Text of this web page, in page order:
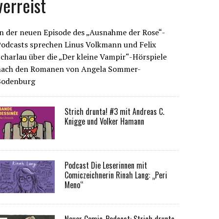
der neuen Episode des „Ausnahme der Rose“-
sprechen Linus Volkmann und Felix
über die „Der kleine Vampir“-Hörspiele
den Romanen von Angela Sommer-
Strich drunta! #3 mit Andreas C.
Knigge und Volker Hamann
Podcast Die Leserinnen mit
Comiczeichnerin Rinah Lang: „Peri
Meno“